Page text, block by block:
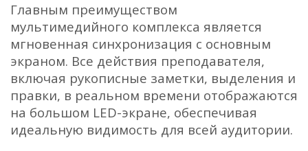
Главным преимуществом
мультимедийного комплекса является
мгновенная синхронизация с основным
экраном. Все действия преподавателя,
включая рукописные заметки, выделения и
правки, в реальном времени отображаются
на большом LED-экране, обеспечивая
идеальную видимость для всей аудитории.